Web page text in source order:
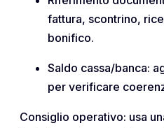
fattura, scontrino,
bonifico.
Saldo cassa/banca:
per verificare
Consiglio operativo: usa